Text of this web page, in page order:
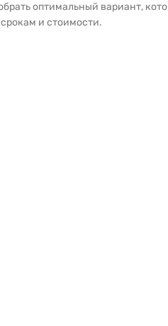
оптимальный вариант,
и стоимости.